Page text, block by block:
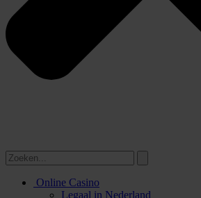
Online Casino
Legaal in Nederland